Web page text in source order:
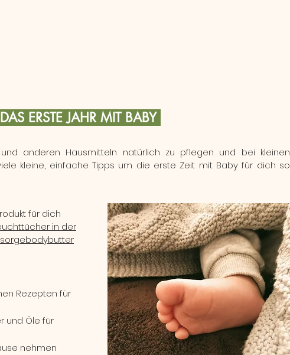
ERSTE JAHR MIT BABY
anderen Hausmitteln natürlich zu pflegen und bei kleinen
kleine, einfache Tipps um die erste Zeit mit Baby für dich so
für dich
in der
Rezepten für
und Öle für
nehmen